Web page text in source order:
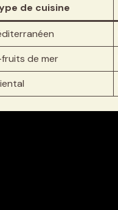
de cuisine
de mer